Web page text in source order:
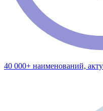
40 000+ наименований,